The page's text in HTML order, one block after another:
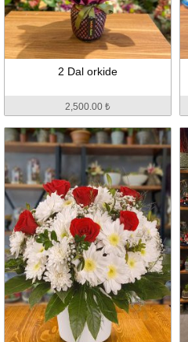
2 Dal orkide
2,500.00 ₺